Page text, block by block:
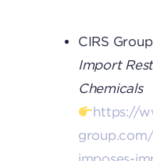
CIRS
Import
Chemicals
https://